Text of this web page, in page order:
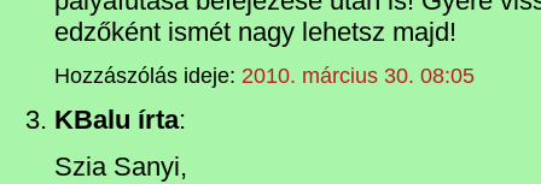
edzőként ismét nagy lehetsz majd!
Hozzászólás ideje: 2010. március 30. 08:05
KBalu írta:
Szia Sanyi,